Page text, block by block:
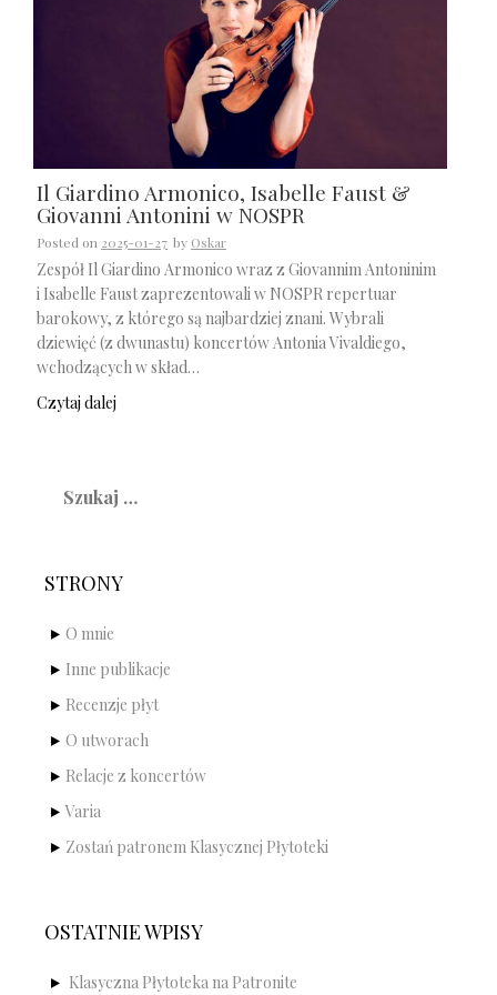
Il Giardino Armonico, Isabelle Faust &
Giovanni Antonini w NOSPR
Posted on 2025-01-27 by Oskar
Zespół Il Giardino Armonico wraz z Giovannim Antoninim
i Isabelle Faust zaprezentowali w NOSPR repertuar
barokowy, z którego są najbardziej znani. Wybrali
dziewięć (z dwunastu) koncertów Antonia Vivaldiego,
wchodzących w skład…
Czytaj dalej
STRONY
O mnie
Inne publikacje
Recenzje płyt
O utworach
Relacje z koncertów
Varia
Zostań patronem Klasycznej Płytoteki
OSTATNIE WPISY
Klasyczna Płytoteka na Patronite